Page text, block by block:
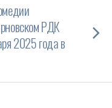
РДК
2025 года в